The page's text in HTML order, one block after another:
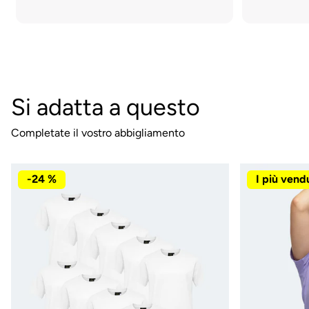
Si adatta a questo
Completate il vostro abbigliamento
-24 % I più